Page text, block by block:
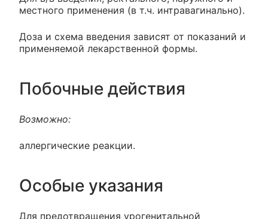
местного применения (в т.ч. интравагинально).
Доза и схема введения зависят от показаний и
применяемой лекарственной формы.
Побочные действия
Возможно:
аллергические реакции.
Особые указания
Для предотвращения урогенитальной